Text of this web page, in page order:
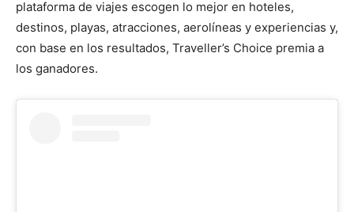
plataforma de viajes escogen lo mejor en hoteles,
destinos, playas, atracciones, aerolíneas y experiencias y,
con base en los resultados, Traveller’s Choice premia a
los ganadores.